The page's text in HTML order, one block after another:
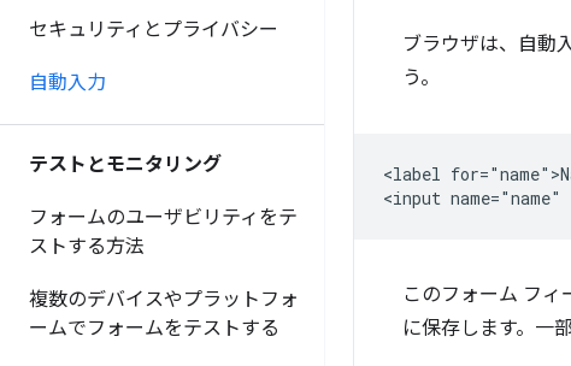
セキュリティとプライバシー
自動入力
テストとモニタリング
フォームのユーザビリティをテ
ストする方法
複数のデバイスやプラットフォ
ームでフォームをテストする
ブラウザは、自動
う。
<label
このフォーム フ
に保存します。一